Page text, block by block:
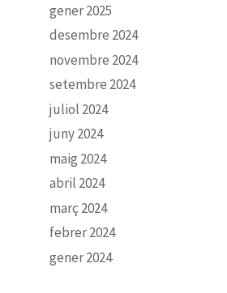
gener 2025
desembre 2024
novembre 2024
setembre 2024
juliol 2024
juny 2024
maig 2024
abril 2024
març 2024
febrer 2024
gener 2024